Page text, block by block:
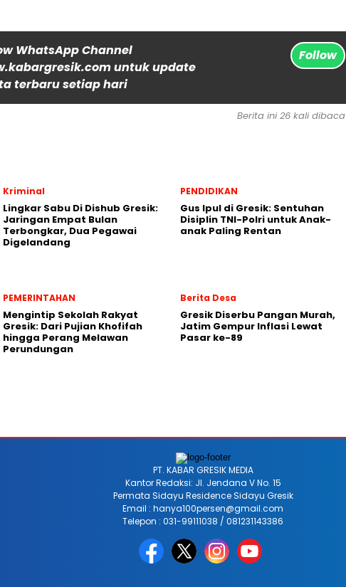
WhatsApp Channel
untuk update
terbaru setiap hari
Follow
Berita ini 26 kali dibaca
Kriminal
Lingkar Sabu Di Dishub Gresik:
Jaringan Empat Bulan
Terbongkar, Dua Pegawai
Digelandang
PENDIDIKAN
Gus Ipul di Gresik: Sentuhan
Disiplin TNI-Polri untuk Anak-
anak Paling Rentan
PEMERINTAHAN
Mengintip Sekolah Rakyat
Gresik: Dari Pujian Khofifah
hingga Perang Melawan
Perundungan
Berita Desa
Gresik Diserbu Pangan Murah,
Jatim Gempur Inflasi Lewat
Pasar ke-89
PT. KABAR GRESIK MEDIA
Kantor Redaksi: Jl. Jendana V No. 15
Permata Sidayu Residence Sidayu Gresik
Email : hanya100persen@gmail.com
Telepon : 031-99111038 / 081231143386